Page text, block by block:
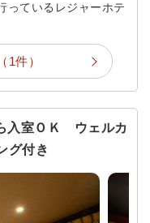
っているレジャーホテ
1件）
入室ＯＫ ウェルカ
グ付き